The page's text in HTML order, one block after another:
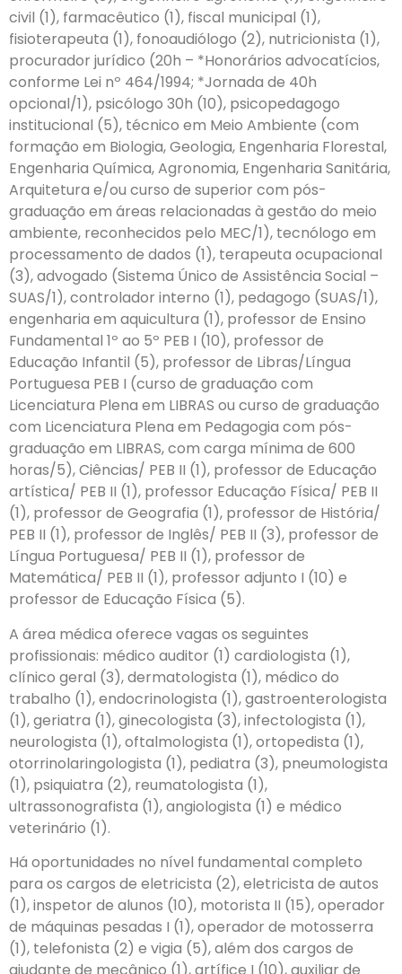
civil (1), farmacêutico (1), fiscal municipal (1),
fisioterapeuta (1), fonoaudiólogo (2), nutricionista (1),
procurador jurídico (20h – *Honorários advocatícios,
conforme Lei nº 464/1994; *Jornada de 40h
opcional/1), psicólogo 30h (10), psicopedagogo
institucional (5), técnico em Meio Ambiente (com
formação em Biologia, Geologia, Engenharia Florestal,
Engenharia Química, Agronomia, Engenharia Sanitária,
Arquitetura e/ou curso de superior com pós-
graduação em áreas relacionadas à gestão do meio
ambiente, reconhecidos pelo MEC/1), tecnólogo em
processamento de dados (1), terapeuta ocupacional
(3), advogado (Sistema Único de Assistência Social –
SUAS/1), controlador interno (1), pedagogo (SUAS/1),
engenharia em aquicultura (1), professor de Ensino
Fundamental 1º ao 5º PEB I (10), professor de
Educação Infantil (5), professor de Libras/Língua
Portuguesa PEB I (curso de graduação com
Licenciatura Plena em LIBRAS ou curso de graduação
com Licenciatura Plena em Pedagogia com pós-
graduação em LIBRAS, com carga mínima de 600
horas/5), Ciências/ PEB II (1), professor de Educação
artística/ PEB II (1), professor Educação Física/ PEB II
(1), professor de Geografia (1), professor de História/
PEB II (1), professor de Inglês/ PEB II (3), professor de
Língua Portuguesa/ PEB II (1), professor de
Matemática/ PEB II (1), professor adjunto I (10) e
professor de Educação Física (5).
A área médica oferece vagas os seguintes
profissionais: médico auditor (1) cardiologista (1),
clínico geral (3), dermatologista (1), médico do
trabalho (1), endocrinologista (1), gastroenterologista
(1), geriatra (1), ginecologista (3), infectologista (1),
neurologista (1), oftalmologista (1), ortopedista (1),
otorrinolaringologista (1), pediatra (3), pneumologista
(1), psiquiatra (2), reumatologista (1),
ultrassonografista (1), angiologista (1) e médico
veterinário (1).
Há oportunidades no nível fundamental completo
para os cargos de eletricista (2), eletricista de autos
(1), inspetor de alunos (10), motorista II (15), operador
de máquinas pesadas I (1), operador de motosserra
(1), telefonista (2) e vigia (5), além dos cargos de